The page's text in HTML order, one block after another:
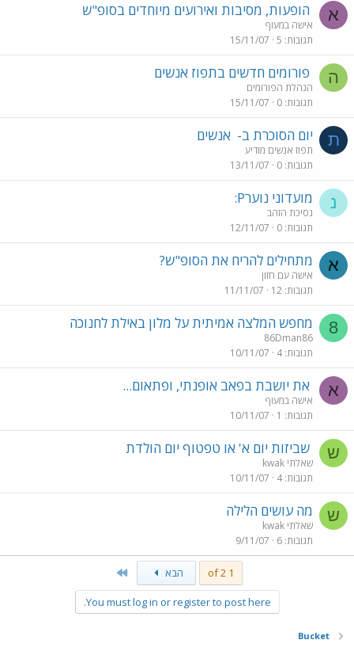
א הופעות, מסיבות ואירועים מיוחדים בסופ"ש
אישה במעוף
תגובות 5
15/11/07
ה פורומים חדשים בתפוז אנשים
הנהלת הפורומים
תגובות 0
15/11/07
ת יום הסוכרת ב- אנשים
תפוז אנשים מודיע
תגובות 0
13/11/07
נ מועדוני נוערP:
נסיכת הזהב
תגובות 0
12/11/07
א מתחילים להריח את הסופ"ש?
אישה עם חזון
תגובות 12
11/11/07
8 מחפש המלצה אמיתית על מלון באילת לחנוכה
86Dman86
תגובות 4
10/11/07
א את יושבת בפאב אופנתי, ופתאום...
אישה במעוף
תגובות 1
10/11/07
ש שביזות יום א' או טפטוף יום הולדת
שאלתי kwak
תגובות 4
10/11/07
ש מה עושים הלילה
שאלתי kwak
תגובות 6
9/11/07
1 of 2 הבא
You must log in or register to post here.
Bucket